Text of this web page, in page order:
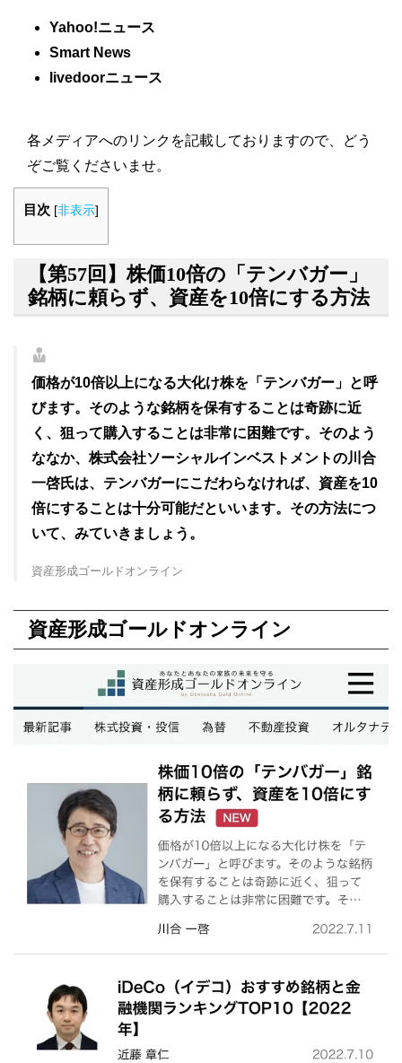
Yahoo!ニュース
Smart News
livedoorニュース
各メディアへのリンクを記載しておりますので、どう
ぞご覧くださいませ。
目次 [非表示]
【第57回】株価10倍の「テンバガー」
銘柄に頼らず、資産を10倍にする方法
価格が10倍以上になる大化け株を「テンバガー」と呼
びます。そのような銘柄を保有することは奇跡に近
く、狙って購入することは非常に困難です。そのよう
ななか、株式会社ソーシャルインベストメントの川合
一啓氏は、テンバガーにこだわらなければ、資産を10
倍にすることは十分可能だといいます。その方法につ
いて、みていきましょう。
資産形成ゴールドオンライン
資産形成ゴールドオンライン